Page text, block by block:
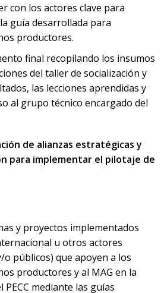
con los actores clave para
guía desarrollada para
productores.
final recopilando los insumos
del taller de socialización y
las lecciones aprendidas y
al grupo técnico encargado del
de alianzas estratégicas y
para implementar el pilotaje de
y proyectos implementados
u otros actores
públicos) que apoyen a los
productores y al MAG en la
mediante las guías